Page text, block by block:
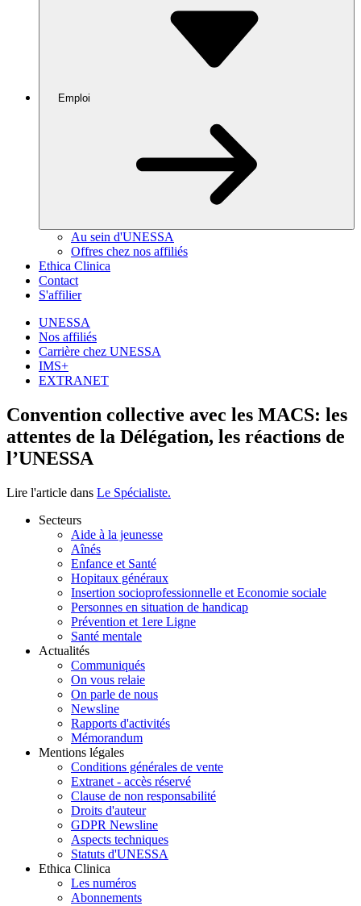
Emploi
Au sein d'UNESSA
Offres chez nos affiliés
Ethica Clinica
Contact
S'affilier
UNESSA
Nos affiliés
Carrière chez UNESSA
IMS+
EXTRANET
Convention collective avec les MACS: les
attentes de la Délégation, les réactions de
l’UNESSA
Lire l'article dans Le Spécialiste.
Secteurs
Aide à la jeunesse
Aînés
Enfance et Santé
Hopitaux généraux
Insertion socioprofessionnelle et Economie sociale
Personnes en situation de handicap
Prévention et 1ere Ligne
Santé mentale
Actualités
Communiqués
On vous relaie
On parle de nous
Newsline
Rapports d'activités
Mémorandum
Mentions légales
Conditions générales de vente
Extranet - accès réservé
Clause de non responsabilité
Droits d'auteur
GDPR Newsline
Aspects techniques
Statuts d'UNESSA
Ethica Clinica
Les numéros
Abonnements